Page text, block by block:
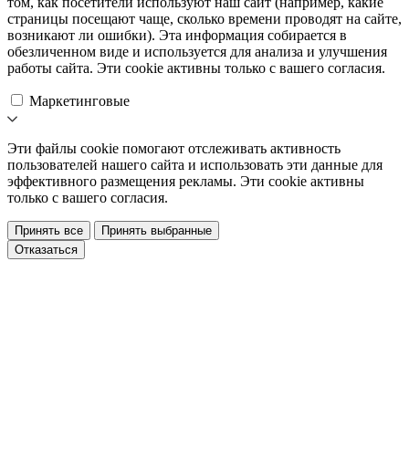
страницы посещают чаще, сколько времени проводят на сайте,
возникают ли ошибки). Эта информация собирается в
обезличенном виде и используется для анализа и улучшения
работы сайта. Эти cookie активны только с вашего согласия.
Маркетинговые
Эти файлы cookie помогают отслеживать активность
пользователей нашего сайта и использовать эти данные для
эффективного размещения рекламы. Эти cookie активны
только с вашего согласия.
Принять все
Принять выбранные
Отказаться